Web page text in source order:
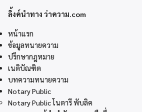
ลิ้งค์นำทาง ว่าความ.com
หน้าแรก
ข้อมูลทนายความ
ปรึกษากฎหมาย
เนติบัณฑิต
บทความทนายความ
Notary Public
Notary Public โนตารี พับลิค